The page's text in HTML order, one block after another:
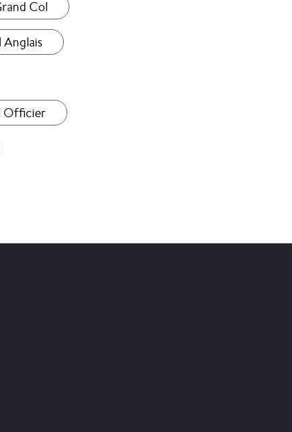
Col
Anglais
Officier